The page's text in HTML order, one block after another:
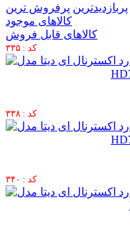
پربازدیدترین پرفروش ترین
کالاهای موجود
کالاهای قابل فروش
کد : ۳۳۵
کد : ۳۳۸
کد : ۳۴۰